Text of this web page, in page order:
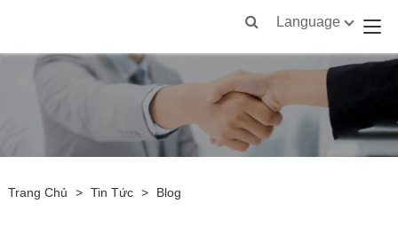
Language
Trang Chủ > Tin Tức > Blog